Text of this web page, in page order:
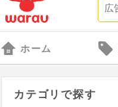
ホーム
カテゴリで探す